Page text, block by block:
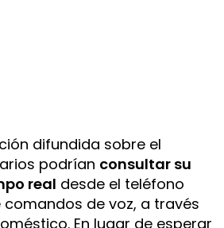
difundida sobre el
podrían consultar su
real desde el teléfono
de voz, a través
En lugar de esperar